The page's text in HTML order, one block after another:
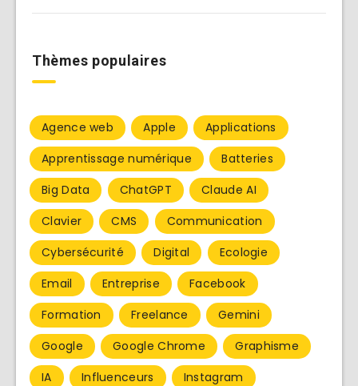
Thèmes populaires
Agence web Apple
Applications
Apprentissage numérique
Batteries
Big Data
ChatGPT
Claude AI
Clavier
CMS
Communication
Cybersécurité
Digital
Ecologie
Email
Entreprise
Facebook
Formation
Freelance
Gemini
Google
Google Chrome
Graphisme
IA
Influenceurs
Instagram